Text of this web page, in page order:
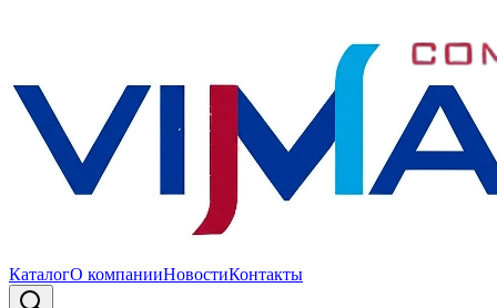
КаталогО компанииНовостиКонтакты